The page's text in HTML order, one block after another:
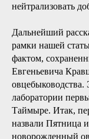
нейтрализовать
Дальнейший
рамки нашей
фактом,
Евгеньевича
овцебыководства.
лаборатории
Таймыре. Итак,
назвали Пятница
новорожденный